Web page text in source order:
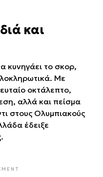
και
κυνηγάει το σκορ,
Με
οκτάλεπτο,
αλλά και πείσμα
στους Ολυμπιακούς
έδειξε